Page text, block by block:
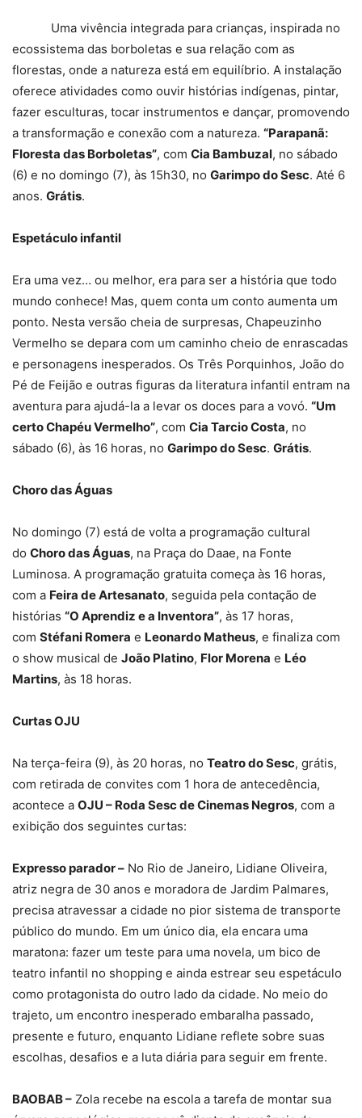
Uma vivência integrada para crianças, inspirada no
ecossistema das borboletas e sua relação com as
florestas, onde a natureza está em equilíbrio. A instalação
oferece atividades como ouvir histórias indígenas, pintar,
fazer esculturas, tocar instrumentos e dançar, promovendo
a transformação e conexão com a natureza. “Parapanã:
Floresta das Borboletas”, com Cia Bambuzal, no sábado
(6) e no domingo (7), às 15h30, no Garimpo do Sesc. Até 6
anos. Grátis.
Espetáculo infantil
Era uma vez… ou melhor, era para ser a história que todo
mundo conhece! Mas, quem conta um conto aumenta um
ponto. Nesta versão cheia de surpresas, Chapeuzinho
Vermelho se depara com um caminho cheio de enrascadas
e personagens inesperados. Os Três Porquinhos, João do
Pé de Feijão e outras figuras da literatura infantil entram na
aventura para ajudá-la a levar os doces para a vovó. “Um
certo Chapéu Vermelho”, com Cia Tarcio Costa, no
sábado (6), às 16 horas, no Garimpo do Sesc. Grátis.
Choro das Águas
No domingo (7) está de volta a programação cultural
do Choro das Águas, na Praça do Daae, na Fonte
Luminosa. A programação gratuita começa às 16 horas,
com a Feira de Artesanato, seguida pela contação de
histórias “O Aprendiz e a Inventora”, às 17 horas,
com Stéfani Romera e Leonardo Matheus, e finaliza com
o show musical de João Platino, Flor Morena e Léo
Martins, às 18 horas.
Curtas OJU
Na terça-feira (9), às 20 horas, no Teatro do Sesc, grátis,
com retirada de convites com 1 hora de antecedência,
acontece a OJU – Roda Sesc de Cinemas Negros, com a
exibição dos seguintes curtas:
Expresso parador – No Rio de Janeiro, Lidiane Oliveira,
atriz negra de 30 anos e moradora de Jardim Palmares,
precisa atravessar a cidade no pior sistema de transporte
público do mundo. Em um único dia, ela encara uma
maratona: fazer um teste para uma novela, um bico de
teatro infantil no shopping e ainda estrear seu espetáculo
como protagonista do outro lado da cidade. No meio do
trajeto, um encontro inesperado embaralha passado,
presente e futuro, enquanto Lidiane reflete sobre suas
escolhas, desafios e a luta diária para seguir em frente.
BAOBAB – Zola recebe na escola a tarefa de montar sua